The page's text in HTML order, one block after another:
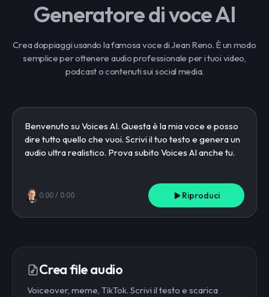
Generatore di voce AI
Crea doppiaggi usando la famosa voce di Jean Reno. È un modo
semplice per ottenere audio professionale per i tuoi video,
podcast o contenuti sui social media.
0:00 / 0:00 Riproduci
Crea file audio
Voiceover, meme, TikTok. Scrivi il testo e scarica